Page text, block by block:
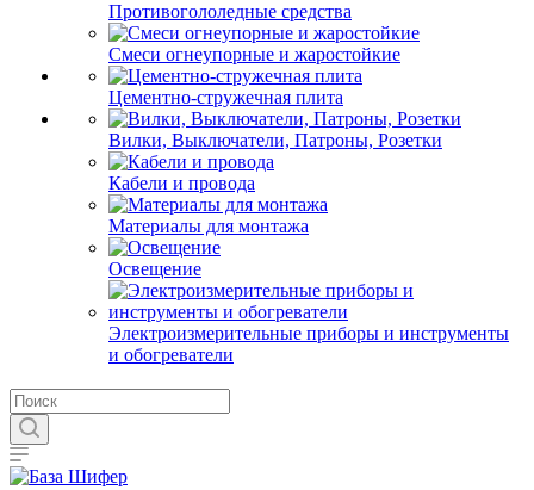
Противогололедные средства
Смеси огнеупорные и жаростойкие
Цементно-стружечная плита
Вилки, Выключатели, Патроны, Розетки
Кабели и провода
Материалы для монтажа
Освещение
Электроизмерительные приборы и инструменты
и обогреватели